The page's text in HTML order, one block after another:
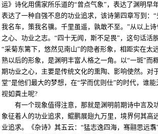
运》诗化用儒家所乐道的“曾点气象”，表达了渊明早
表达了一种自强不息的功业追求，该诗第四章写到：
我名车，策我名骥。千里虽遥，孰敢不至。”从以上
之心、功业之志。“四十无闻，斯不足畏”，这句话
“采菊东篱下，悠然见南山”的隐者形象，相距实在太
熟以后的形象，是渊明丰富人格之一角。以“一斑”而
期功业之心，主要是传统文化的熏陶、影响使然。对
堂”是他们最大的梦想，在“学而优则仕”的时代，谁
视如粪土呢?
有一个现象值得注意，那就是渊明前期诗中言及
象征着人的功业追求，鲲鹏展翅九万里，境界何其
业追求。《杂诗》其五云：“猛志逸四海，骞翮思远